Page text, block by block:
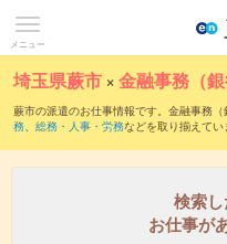
メニュー
埼玉県蕨市 ×金融事務（銀
蕨市の派遣のお仕事情報です。金融事務（
務、 総務・人事・労務などを取り揃えてい
検索
お仕事が